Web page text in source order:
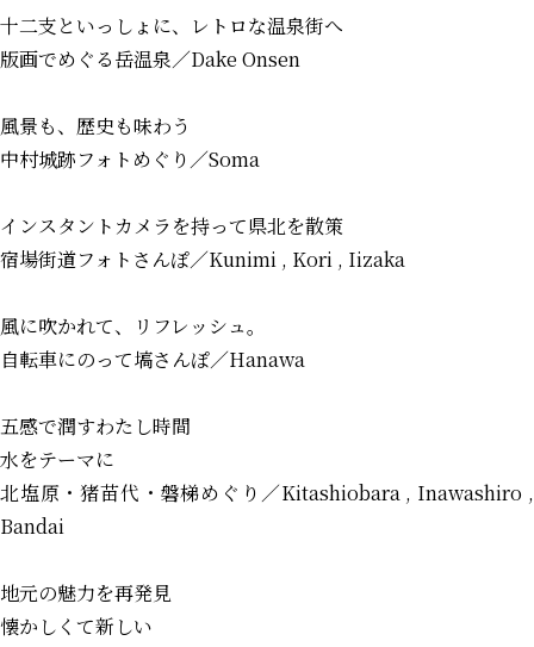
十二支といっしょに、レトロな温泉街へ
版画でめぐる岳温泉／Dake Onsen
風景も、歴史も味わう
中村城跡フォトめぐり ／Soma
インスタントカメラを持って県北を散策
宿場街道フォトさんぽ／Kunimi , Kori , Iizaka
風に吹かれて、リフレッシュ。
自転車にのって塙さんぽ／Hanawa
五感で潤すわたし時間
水をテーマに
北塩原・猪苗代・磐梯めぐり ／Kitashiobara , Inawashiro ,
Bandai
地元の魅力を再発見
懐かしくて新しい